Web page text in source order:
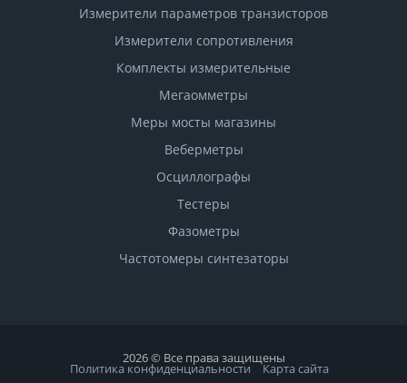
Измерители параметров транзисторов
Измерители сопротивления
Комплекты измерительные
Мегаомметры
Меры мосты магазины
Веберметры
Осциллографы
Тестеры
Фазометры
Чаcтотомеры синтезаторы
2026 © Все права защищены
Политика конфиденциальности Карта сайта